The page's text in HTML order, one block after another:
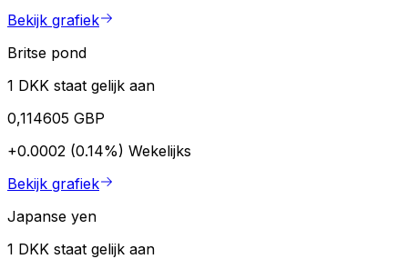
Bekijk grafiek
Britse pond
1 DKK staat gelijk aan
0,114605 GBP
+0.0002 (0.14%) Wekelijks
Bekijk grafiek
Japanse yen
1 DKK staat gelijk aan